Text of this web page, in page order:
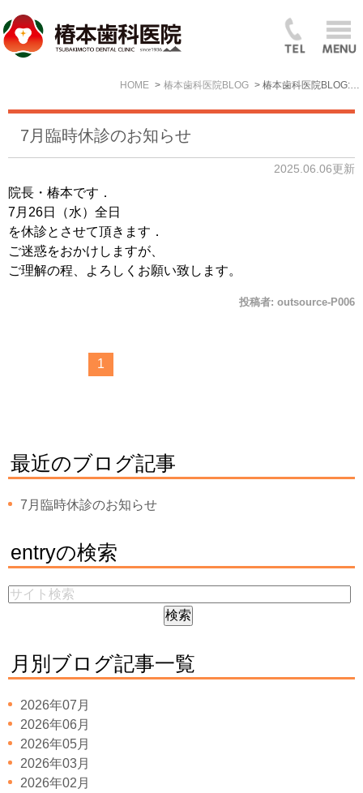
HOME 椿本歯科医院BLOG
7月臨時休診のお知らせ
2025.06.06更新
院長・椿本です．
7月26日（水）全日
を休診とさせて頂きます．
ご迷惑をおかけしますが、
ご理解の程、よろしくお願い致します。
投稿者: outsource-P006
1
最近のブログ記事
7月臨時休診のお知らせ
entryの検索
月別ブログ記事一覧
2026年07月
2026年06月
2026年05月
2026年03月
2026年02月